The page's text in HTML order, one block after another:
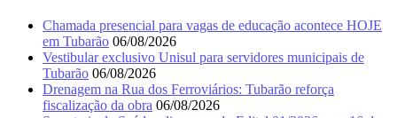
Chamada presencial para vagas de educação acontece HOJE
em Tubarão 06/08/2026
Vestibular exclusivo Unisul para servidores municipais de
Tubarão 06/08/2026
Drenagem na Rua dos Ferroviários: Tubarão reforça
fiscalização da obra 06/08/2026